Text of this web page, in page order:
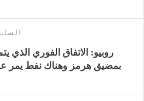
روبيو: الاتفاق الفوري الذي
بمضيق هرمز وهناك نفط يمر